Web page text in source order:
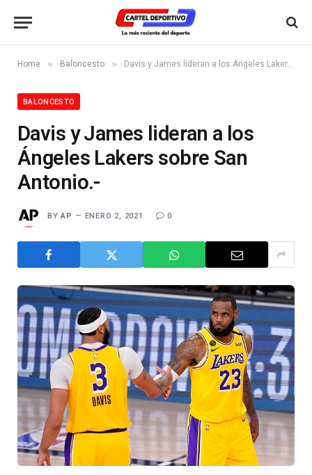
Home » Baloncesto » Davis y James lideran a los Ángeles Lakers sobre San Antonio.-
BALONCESTO
Davis y James lideran a los
Ángeles Lakers sobre San
Antonio.-
BY AP ENERO 2, 2021 0